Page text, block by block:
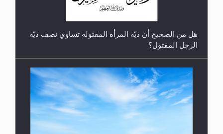
هل من الصحيح أن ديّة المرأة المقتولة تساوي نصف ديّة
الرجل المقتول؟